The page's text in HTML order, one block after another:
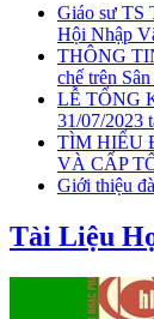
Giáo sư TS
Hội Nhập
THÔNG
chế trên
LỄ TỔNG
31/07/2023
TÌM HIỂU
VÀ CẤP
Giới thiệu
Tài Liệu